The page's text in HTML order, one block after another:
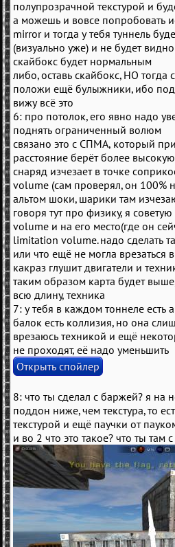
полупрозрачной текстурой и
а можешь и вовсе попробовать
mirror и тогда у тебя туннель
(визуально уже) и не будет
скайбокс будет нормальным
либо, оставь скайбокс, НО тогда
положи ещё булыжники, ибо
вижу всё это
6: про потолок, его явно надо
поднять ограниченный волюм
связано это с СПМА, который
расстояние берёт более
снаряд изчезает в точке
volume (сам проверял, он 100%
альтом шоки, шарики там
говоря тут про физику, я
volume и на его место(где он
limitation volume. надо сделать
или что ещё не могла врезаться
какраз глушит двигатели и
таким образом карта будет
всю длину, техника
7: у тебя в каждом тоннеле есть
балок есть коллизия, но она
врезаюсь техникой и ещё
не проходят, её надо уменьшить
8: что ты сделал с баржей? я на
поддон ниже, чем текстура, то
текстурой и ещё паучки от
и во 2 что это такое? что ты там